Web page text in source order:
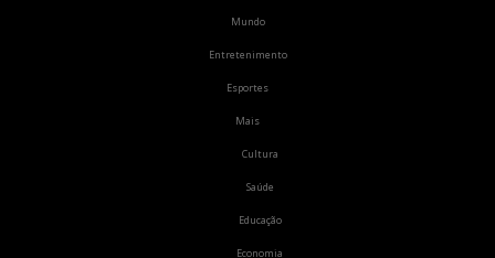
Mundo
Entretenimento
Esportes
Mais
Cultura
Saúde
Educação
Economia